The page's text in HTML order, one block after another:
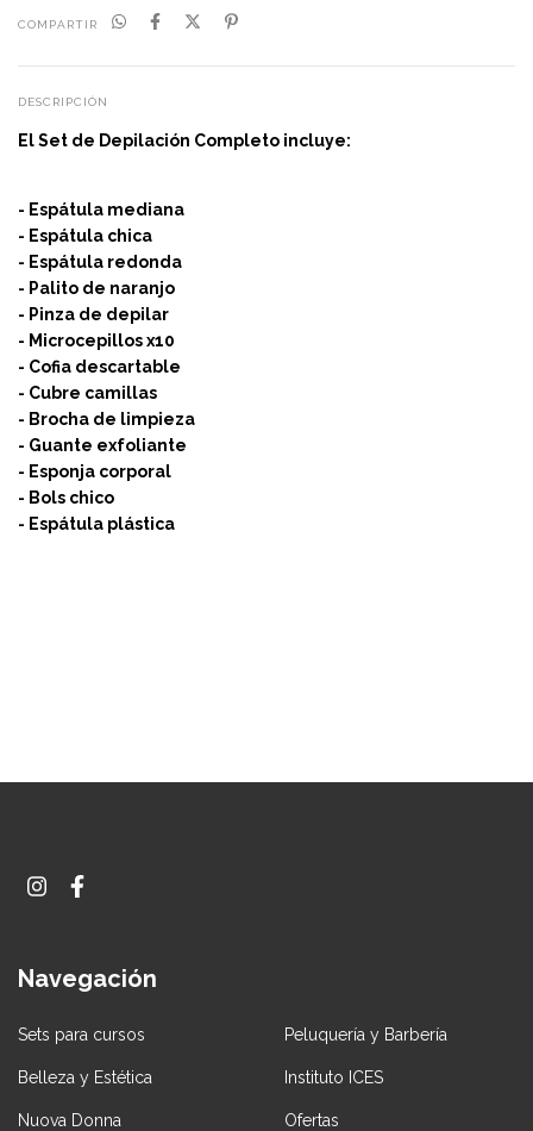
COMPARTIR
DESCRIPCIÓN
El Set de Depilación Completo incluye:
- Espátula mediana
- Espátula chica
- Espátula redonda
- Palito de naranjo
- Pinza de depilar
- Microcepillos x10
- Cofia descartable
- Cubre camillas
- Brocha de limpieza
- Guante exfoliante
- Esponja corporal
- Bols chico
- Espátula plástica
Navegación
Sets para cursos Peluquería y Barbería
Belleza y Estética Instituto ICES
Nuova Donna Ofertas